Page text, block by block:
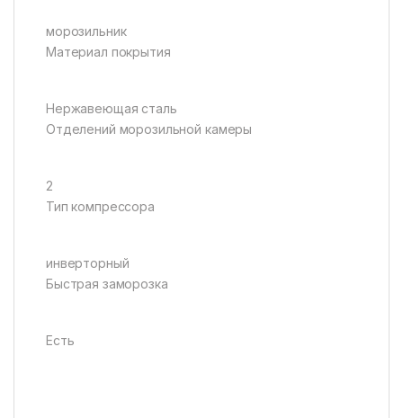
морозильник
Материал покрытия
Нержавеющая сталь
Отделений морозильной камеры
2
Тип компрессора
инверторный
Быстрая заморозка
Есть